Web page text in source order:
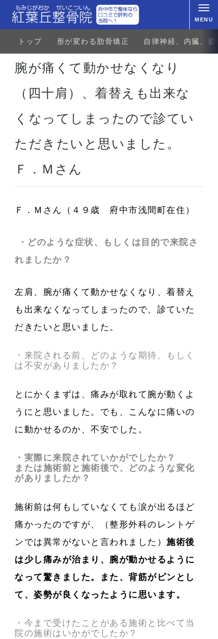
MENU
トップ 形が変わる肋骨矯正 自律神経、内臓、
ホーム お客様の声 首・肩のトラブル 四十肩、五十肩 腕が痛くて動かせなくなり（四十
腕が痛くて動かせなくなり
（四十肩）、着替えも出来な
くなってしまったので診てい
ただきたいと思いました。
Ｆ．Ｍさん
Ｆ．Ｍさん（４９歳 府中市浅間町在住）
・どのような症状、もしくは目的で来院さ
れましたか？
左肩、腕が痛くて動かせなくなり、着替え
も出来なくなってしまったので、診ていた
だきたいと思いました。
・来院される前、どのような期待、もしく
は不安がありましたか？
とにかくまずは、痛みが取れて腕が動くよ
うにと思いました。でも、こんなに痛いの
に動かせるのか、不安でした。
・実際に来院されていかがでしたか？
または施術前と施術後で、どのような変化
がありましたか？
施術前は何もしていなくても涙が出るほど
痛かったのですが、（整形外科のレントゲ
ンでは異常がないと言われました） 施術後
は少し痛みが治まり、腕が動かせるように
なって驚きました。また、背筋がピンとし
て、姿勢が良くなったように思います。
・今まで受けたことがある施術と比べて当
院の施術はいかがでしたか？